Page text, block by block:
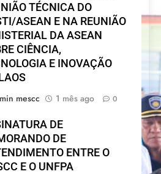
TÉCNICA DO
ASEAN E NA REUNIÃO
DA ASEAN
CIÊNCIA,
E INOVAÇÃO
mescc
1 mês ago 0
DE
DE
ENTRE O
E O UNFPA